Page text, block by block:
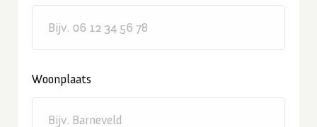
Woonplaats